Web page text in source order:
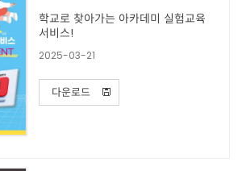
학교로 찾아가는 아카데미 실험교육
서비스!
2025-03-21
다운로드